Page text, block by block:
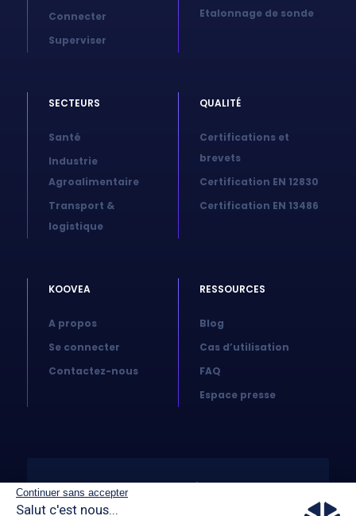
Continuer sans accepter
Salut c'est nous...
Connecter
Superviser
Etalonnage de sonde
SECTEURS
Santé
Industrie
Agroalimentaire
Transport &
logistique
QUALITÉ
Certifications et
brevets
Certification EN 12830
Certification EN 13486
KOOVEA
A propos
Se connecter
Contactez-nous
RESSOURCES
Blog
Cas d’utilisation
FAQ
Espace presse
© 2026 Koovea. All right reserved